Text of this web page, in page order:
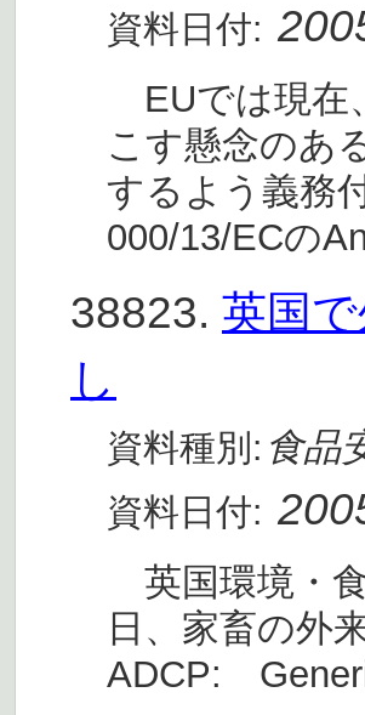
資料日付:
EUでは現在
こす懸念のあ
するよう義務
000/13/ECの
38823. 英国
し
資料種別: 食品
資料日付:
英国環境・
日、家畜の外
ADCP: